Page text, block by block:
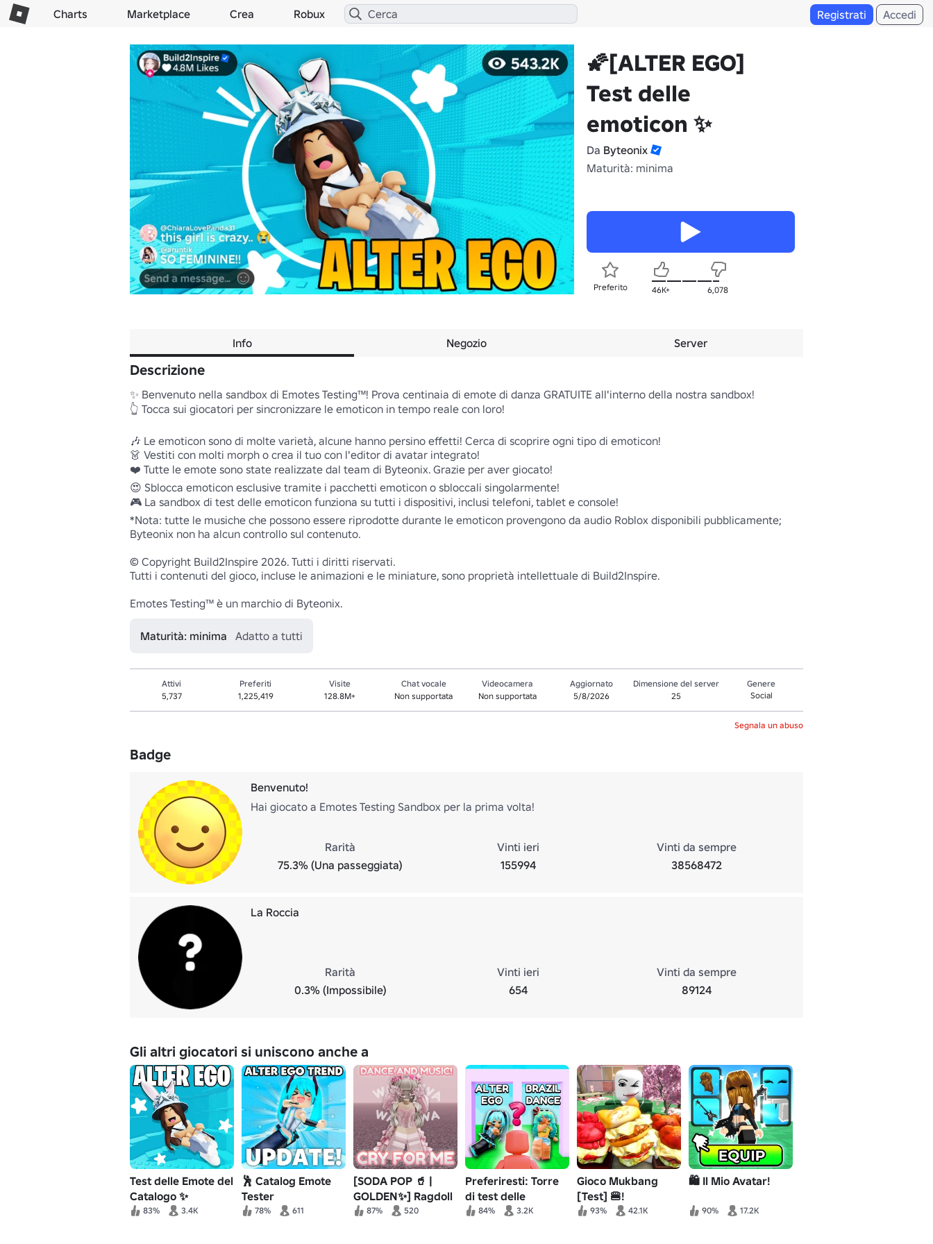
Charts Marketplace Crea Robux Registrati Accedi
🌠[ALTER EGO]
Test delle
emoticon ✨
Da Byteonix
Maturità: minima
Preferito 46K+ 6,078
Info Negozio Server
Descrizione
✨ Benvenuto nella sandbox di Emotes Testing™! Prova centinaia di emote di danza GRATUITE all'interno della nostra sandbox!
👆 Tocca sui giocatori per sincronizzare le emoticon in tempo reale con loro!
🎶 Le emoticon sono di molte varietà, alcune hanno persino effetti! Cerca di scoprire ogni tipo di emoticon!
👗 Vestiti con molti morph o crea il tuo con l'editor di avatar integrato!
❤️ Tutte le emote sono state realizzate dal team di Byteonix. Grazie per aver giocato!
😍 Sblocca emoticon esclusive tramite i pacchetti emoticon o sbloccali singolarmente!
🎮 La sandbox di test delle emoticon funziona su tutti i dispositivi, inclusi telefoni, tablet e console!
*Nota: tutte le musiche che possono essere riprodotte durante le emoticon provengono da audio Roblox disponibili pubblicamente;
Byteonix non ha alcun controllo sul contenuto.
© Copyright Build2Inspire 2026. Tutti i diritti riservati.
Tutti i contenuti del gioco, incluse le animazioni e le miniature, sono proprietà intellettuale di Build2Inspire.
Emotes Testing™ è un marchio di Byteonix.
Maturità: minima Adatto a tutti
Attivi
5,737
Preferiti
1,225,419
Visite
128.8M+
Chat vocale
Non supportata
Videocamera
Non supportata
Aggiornato
5/8/2026
Dimensione del server
25
Genere
Social
Segnala un abuso
Badge
Benvenuto!
Hai giocato a Emotes Testing Sandbox per la prima volta!
Rarità
75.3% (Una passeggiata)
Vinti ieri
155994
Vinti da sempre
38568472
La Roccia
Rarità
0.3% (Impossibile)
Vinti ieri
654
Vinti da sempre
89124
Gli altri giocatori si uniscono anche a
Test delle Emote del
Catalogo ✨
83% 3.4K
🕺 Catalog Emote
Tester
78% 611
[SODA POP 🥤 |
GOLDEN✨] Ragdoll
Engine
87% 520
Preferiresti: Torre
di test delle
emoticon 💃
84% 3.2K
Gioco Mukbang
[Test] 🍔!
93% 42.1K
🛍️ Il Mio Avatar!
90% 17.2K